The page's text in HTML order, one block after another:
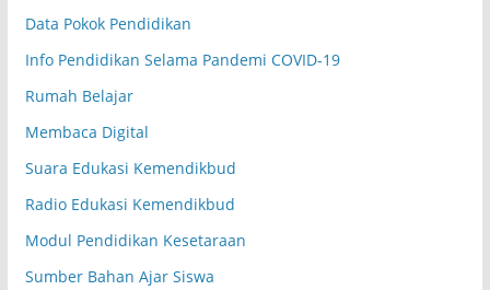
Data Pokok Pendidikan
Info Pendidikan Selama Pandemi COVID-19
Rumah Belajar
Membaca Digital
Suara Edukasi Kemendikbud
Radio Edukasi Kemendikbud
Modul Pendidikan Kesetaraan
Sumber Bahan Ajar Siswa